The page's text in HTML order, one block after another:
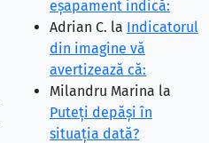
eşapament indică:
Adrian C. la Indicatorul
din imagine vă
avertizează că:
Milandru Marina la
Puteţi depăşi în
situaţia dată?